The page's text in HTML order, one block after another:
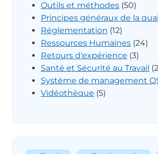
Outils et méthodes (50)
Principes généraux de la
Réglementation (12)
Ressources Humaines (24)
Retours d'expérience (3)
Santé et Sécurité au Travail
Système de management
Vidéothèque (5)